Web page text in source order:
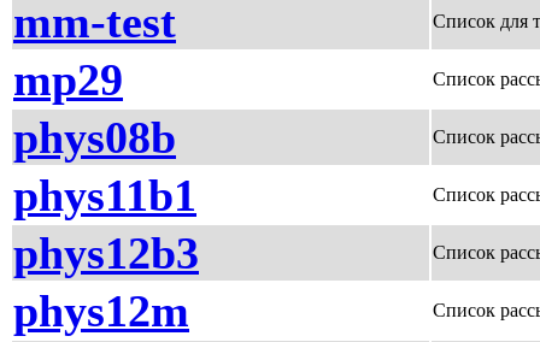
mm-test Список для
mp29 Список
phys08b Список
phys11b1 Список
phys12b3 Список
phys12m Список